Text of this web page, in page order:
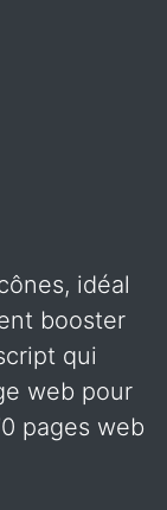
booster
qui
web pour
pages web